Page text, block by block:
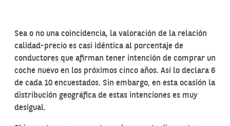
Sea o no una coincidencia, la valoración de la relación
calidad-precio es casi idéntica al porcentaje de
conductores que afirman tener intención de comprar un
coche nuevo en los próximos cinco años. Así lo declara 6
de cada 10 encuestados. Sin embargo, en esta ocasión la
distribución geográfica de estas intenciones es muy
desigual.